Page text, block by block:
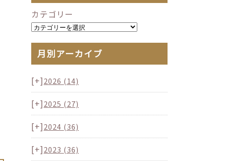
カテゴリー
月別アーカイブ
[+]2026 (14)
[+]2025 (27)
[+]2024 (36)
[+]2023 (36)